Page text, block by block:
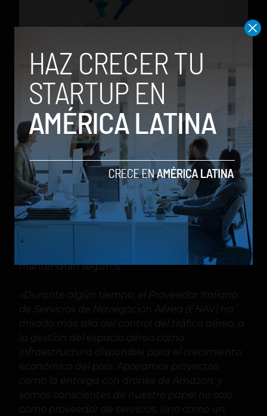
Así luce el nuevo dron MK30 de Amazon
Adicionalmente, el nuevo diseño del dron le
permite volar el doble de lejos que los modelos
anteriores, permitiendo por supuesto, entregas
en un rango más amplio. Los nuevos drones
también podrán volar en condiciones climáticas
más diversas, permitiendo entregas rápidas
incluso en situaciones como lluvia ligera y
temperaturas más cálidas y frías, ya que
mantendrán seguros.
Durante algún tiempo, el Proveedor Italiano
de Servicios de Navegación Aérea (ENAV) ha
mirado más allá del control del tráfico aéreo, a
la gestión del espacio aéreo como
infraestructura disponible para el crecimiento
económico del país. Apoyamos proyectos
como la entrega con drones de Amazon, y
somos conscientes de nuestro papel no solo
como proveedor de servicios, sino como un